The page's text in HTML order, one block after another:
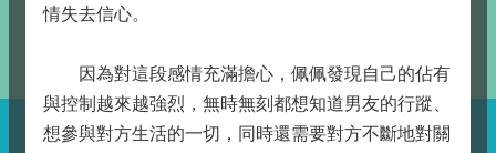
情失去信心。
因為對這段感情充滿擔心，佩佩發現自己的佔有
與控制越來越強烈，無時無刻都想知道男友的行蹤、
想參與對方生活的一切，同時還需要對方不斷地對關